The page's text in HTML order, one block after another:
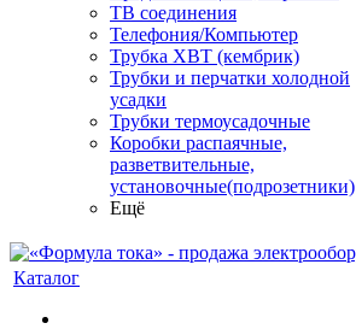
ТВ соединения
Телефония/Компьютер
Трубка ХВТ (кембрик)
Трубки и перчатки холодной
усадки
Трубки термоусадочные
Коробки распаячные,
разветвительные,
установочные(подрозетники)
Ещё
Каталог